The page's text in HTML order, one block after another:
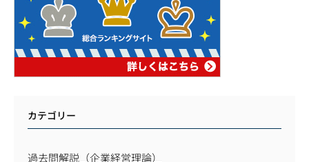
カテゴリー
過去問解説（企業経営理論）